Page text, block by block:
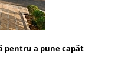
pentru a pune capăt